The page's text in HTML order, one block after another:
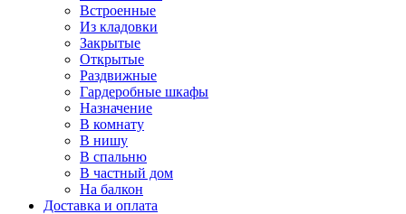
Встроенные
Из кладовки
Закрытые
Открытые
Раздвижные
Гардеробные шкафы
Назначение
В комнату
В нишу
В спальню
В частный дом
На балкон
Доставка и оплата